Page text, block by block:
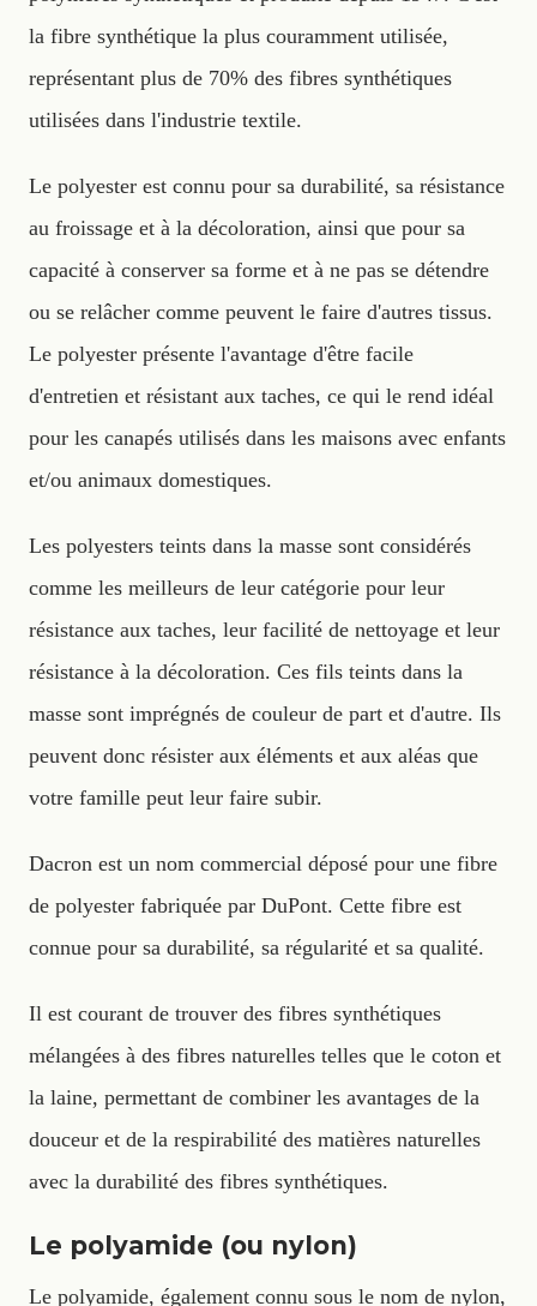
la fibre synthétique la plus couramment utilisée,
représentant plus de 70% des fibres synthétiques
utilisées dans l'industrie textile.
Le polyester est connu pour sa durabilité, sa résistance
au froissage et à la décoloration, ainsi que pour sa
capacité à conserver sa forme et à ne pas se détendre
ou se relâcher comme peuvent le faire d'autres tissus.
Le polyester présente l'avantage d'être facile
d'entretien et résistant aux taches, ce qui le rend idéal
pour les canapés utilisés dans les maisons avec enfants
et/ou animaux domestiques.
Les polyesters teints dans la masse sont considérés
comme les meilleurs de leur catégorie pour leur
résistance aux taches, leur facilité de nettoyage et leur
résistance à la décoloration. Ces fils teints dans la
masse sont imprégnés de couleur de part et d'autre. Ils
peuvent donc résister aux éléments et aux aléas que
votre famille peut leur faire subir.
Dacron est un nom commercial déposé pour une fibre
de polyester fabriquée par DuPont. Cette fibre est
connue pour sa durabilité, sa régularité et sa qualité.
Il est courant de trouver des fibres synthétiques
mélangées à des fibres naturelles telles que le coton et
la laine, permettant de combiner les avantages de la
douceur et de la respirabilité des matières naturelles
avec la durabilité des fibres synthétiques.
Le polyamide (ou nylon)
Le polyamide, également connu sous le nom de nylon,